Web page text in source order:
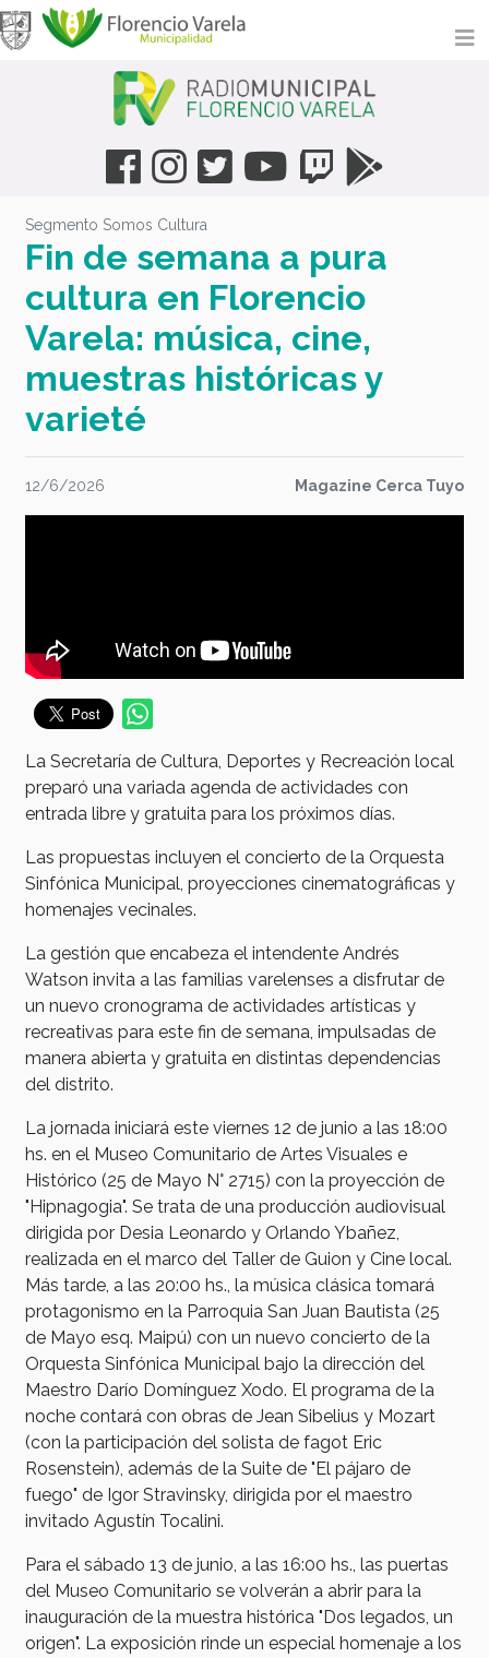
Segmento Somos Cultura
Fin de semana a pura
cultura en Florencio
Varela: música, cine,
muestras históricas y
varieté
12/6/2026 Magazine Cerca Tuyo
La Secretaría de Cultura, Deportes y Recreación local
preparó una variada agenda de actividades con
entrada libre y gratuita para los próximos días.
Las propuestas incluyen el concierto de la Orquesta
Sinfónica Municipal, proyecciones cinematográficas y
homenajes vecinales.
La gestión que encabeza el intendente Andrés
Watson invita a las familias varelenses a disfrutar de
un nuevo cronograma de actividades artísticas y
recreativas para este fin de semana, impulsadas de
manera abierta y gratuita en distintas dependencias
del distrito.
La jornada iniciará este viernes 12 de junio a las 18:00
hs. en el Museo Comunitario de Artes Visuales e
Histórico (25 de Mayo N° 2715) con la proyección de
"Hipnagogia". Se trata de una producción audiovisual
dirigida por Desia Leonardo y Orlando Ybañez,
realizada en el marco del Taller de Guion y Cine local.
Más tarde, a las 20:00 hs., la música clásica tomará
protagonismo en la Parroquia San Juan Bautista (25
de Mayo esq. Maipú) con un nuevo concierto de la
Orquesta Sinfónica Municipal bajo la dirección del
Maestro Darío Domínguez Xodo. El programa de la
noche contará con obras de Jean Sibelius y Mozart
(con la participación del solista de fagot Eric
Rosenstein), además de la Suite de "El pájaro de
fuego" de Igor Stravinsky, dirigida por el maestro
invitado Agustín Tocalini.
Para el sábado 13 de junio, a las 16:00 hs., las puertas
del Museo Comunitario se volverán a abrir para la
inauguración de la muestra histórica "Dos legados, un
origen". La exposición rinde un especial homenaje a los